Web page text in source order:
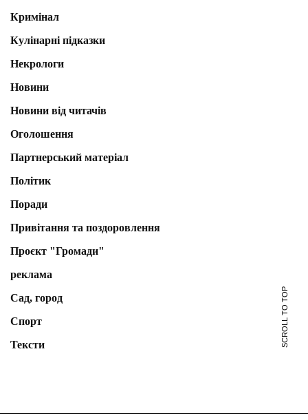
Кримінал
Кулінарні підказки
Некрологи
Новини
Новини від читачів
Оголошення
Партнерський матеріал
Політик
Поради
Привітання та поздоровлення
Проєкт "Громади"
реклама
Сад, город
Спорт
Тексти
SCROLL TO TOP